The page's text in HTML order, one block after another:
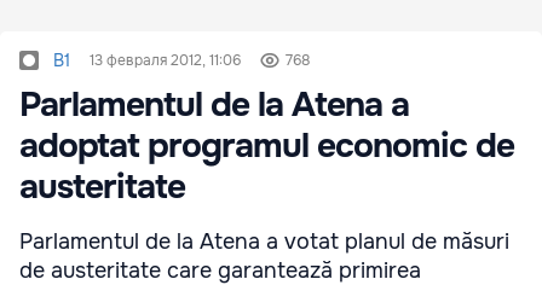
B1 13 февраля 2012, 11:06 768
Parlamentul de la Atena a
adoptat programul economic de
austeritate
Parlamentul de la Atena a votat planul de măsuri
de austeritate care garantează primirea